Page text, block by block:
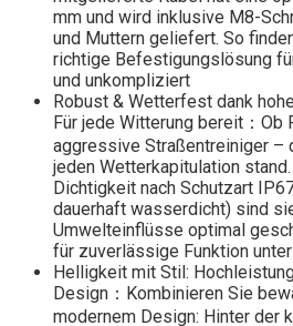
mm und wird inklusive M8-
und Muttern geliefert. So
richtige Befestigungslösung
und unkompliziert
Robust & Wetterfest dank
Für jede Witterung bereit：Ob
aggressive Straßentreiniger –
jeden Wetterkapitulation
Dichtigkeit nach Schutzart
dauerhaft wasserdicht) sind
Umwelteinflüsse optimal
für zuverlässige Funktion
Helligkeit mit Stil:
Design：Kombinieren Sie
modernem Design: Hinter der